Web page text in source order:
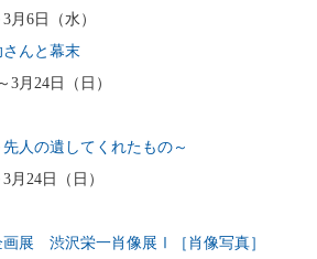
月6日（水）
んと幕末
3月24日（日）
人の遺してくれたもの～
月24日（日）
画展 渋沢栄一肖像展Ⅰ［肖像写真］